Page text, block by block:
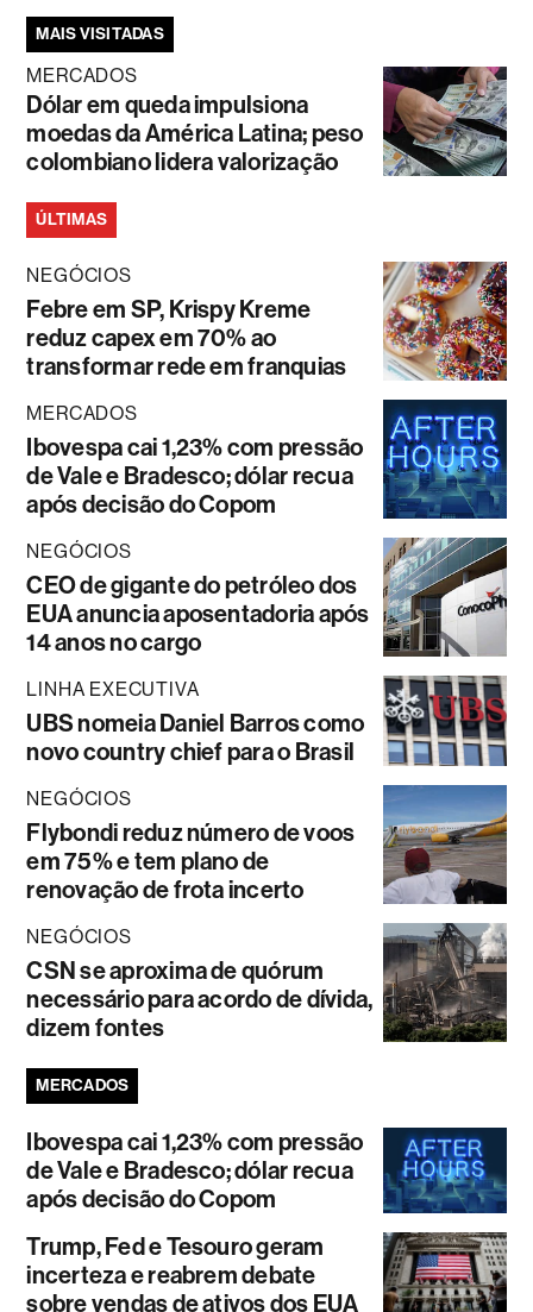
MAIS VISITADAS
MERCADOS
Dólar em queda impulsiona
moedas da América Latina; peso
colombiano lidera valorização
ÚLTIMAS
NEGÓCIOS
Febre em SP, Krispy Kreme
reduz capex em 70% ao
transformar rede em franquias
MERCADOS
Ibovespa cai 1,23% com pressão
de Vale e Bradesco; dólar recua
após decisão do Copom
NEGÓCIOS
CEO de gigante do petróleo dos
EUA anuncia aposentadoria após
14 anos no cargo
LINHA EXECUTIVA
UBS nomeia Daniel Barros como
novo country chief para o Brasil
NEGÓCIOS
Flybondi reduz número de voos
em 75% e tem plano de
renovação de frota incerto
NEGÓCIOS
CSN se aproxima de quórum
necessário para acordo de dívida,
dizem fontes
MERCADOS
Ibovespa cai 1,23% com pressão
de Vale e Bradesco; dólar recua
após decisão do Copom
Trump, Fed e Tesouro geram
incerteza e reabrem debate
sobre vendas de ativos dos EUA